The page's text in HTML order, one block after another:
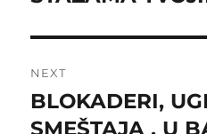
NEXT
Next
post:
BLOKADERI,
SMEŠTAJA , U